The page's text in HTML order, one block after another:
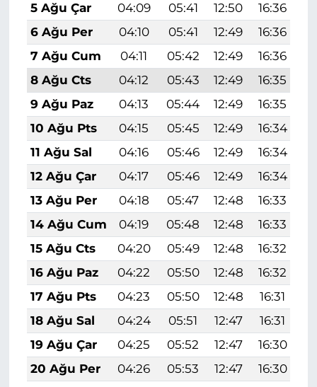
5 Ağu Çar
04:09 05:41 12:50 16:36
6 Ağu Per
04:10 05:41 12:49 16:36
7 Ağu Cum
04:11 05:42 12:49 16:36
8 Ağu Cts
04:12 05:43 12:49 16:35
9 Ağu Paz
04:13 05:44 12:49 16:35
10 Ağu Pts
04:15 05:45 12:49 16:34
11 Ağu Sal
04:16 05:46 12:49 16:34
12 Ağu Çar
04:17 05:46 12:49 16:34
13 Ağu Per
04:18 05:47 12:48 16:33
14 Ağu Cum
04:19 05:48 12:48 16:33
15 Ağu Cts
04:20 05:49 12:48 16:32
16 Ağu Paz
04:22 05:50 12:48 16:32
17 Ağu Pts
04:23 05:50 12:48 16:31
18 Ağu Sal
04:24 05:51 12:47 16:31
19 Ağu Çar
04:25 05:52 12:47 16:30
20 Ağu Per
04:26 05:53 12:47 16:30